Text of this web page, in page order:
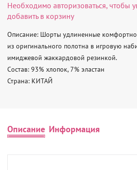
Необходимо авторизоваться, чтобы
добавить в корзину
Описание: Шорты удлиненные
из оригинального полотна в игровую
имиджевой жаккардовой резинкой.
Состав: 93% хлопок, 7% эластан
Страна: КИТАЙ
Описание Информация